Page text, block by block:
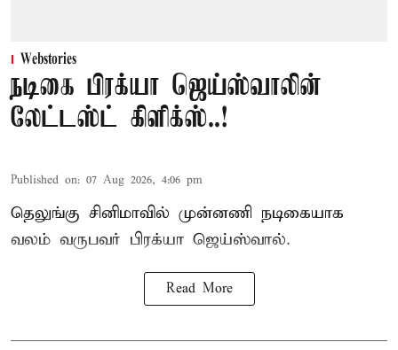
Webstories
நடிகை பிரக்யா ஜெய்ஸ்வாலின்
லேட்டஸ்ட் கிளிக்ஸ்..!
Published on: 07 Aug 2026, 4:06 pm
தெலுங்கு சினிமாவில் முன்னணி நடிகையாக
வலம் வருபவர் பிரக்யா ஜெய்ஸ்வால்.
Read More